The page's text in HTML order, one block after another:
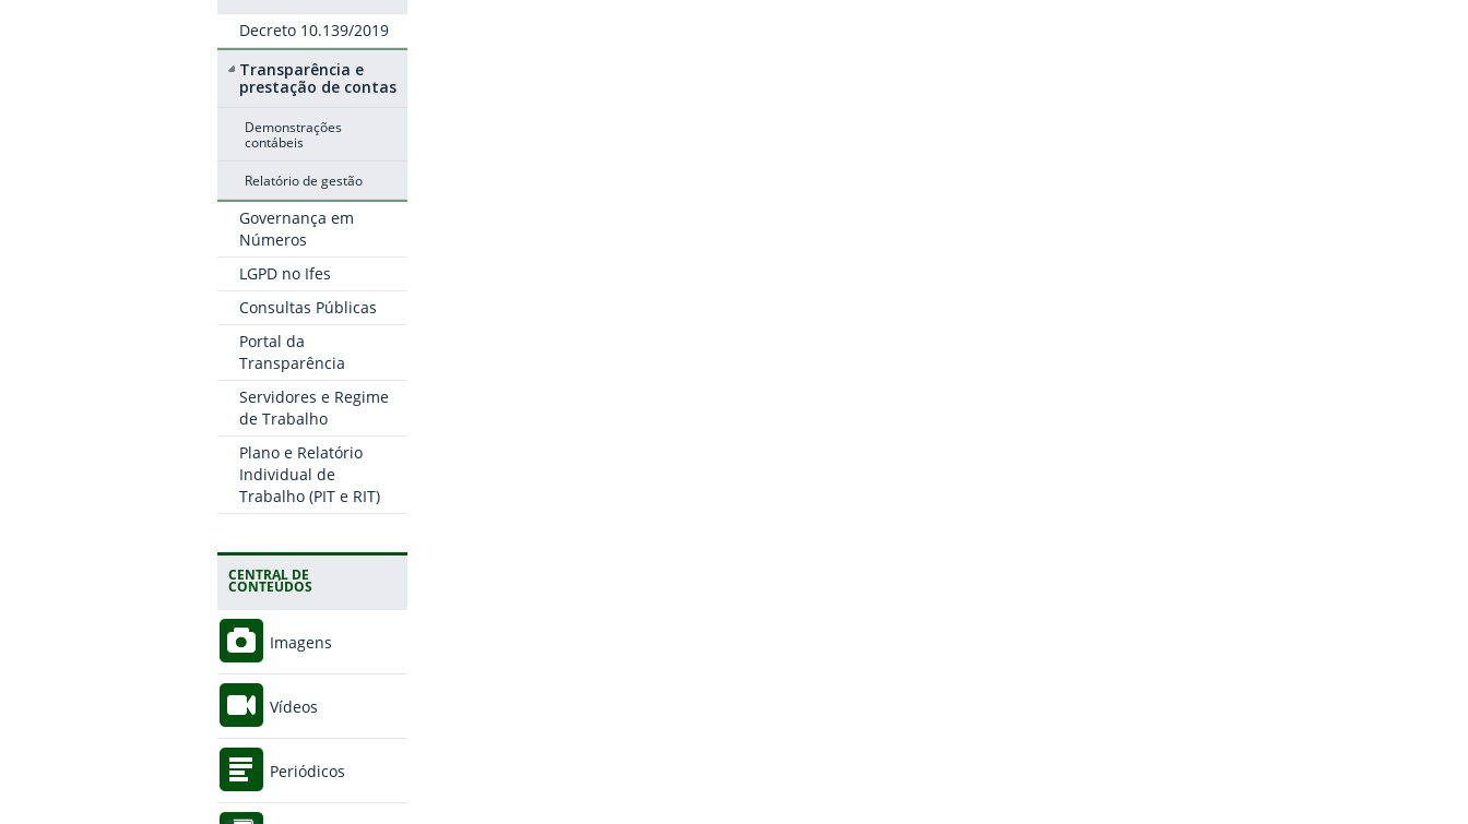
Decreto 10.139/2019
Transparência e
prestação de contas
Demonstrações
contábeis
Relatório de gestão
Governança em
Números
LGPD no Ifes
Consultas Públicas
Portal da
Transparência
Servidores e Regime
de Trabalho
Plano e Relatório
Individual de
Trabalho (PIT e RIT)
CENTRAL DE
CONTEÚDOS
Imagens
Vídeos
Periódicos